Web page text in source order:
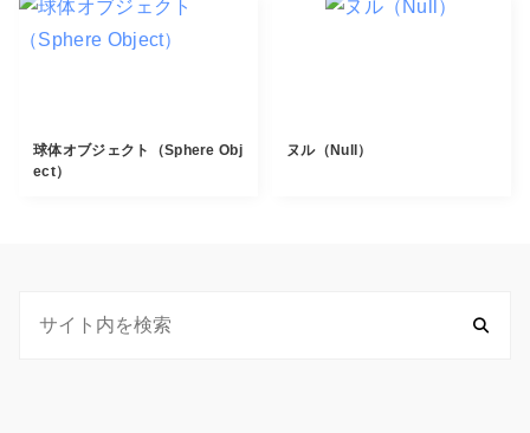
球体オブジェクト（Sphere Obj
ect）
ヌル（Null）